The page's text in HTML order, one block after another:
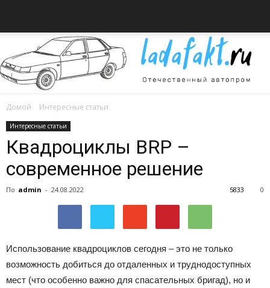
об
автомобилях
Лада
Домой Интересные статьи
Интересные статьи
Квадроциклы BRP –
современное решение
По admin - 24.08.2022 0
5833
Использование квадроциклов сегодня – это не только
возможность добиться до отдаленных и труднодоступных
мест (что особенно важно для спасательных бригад), но и